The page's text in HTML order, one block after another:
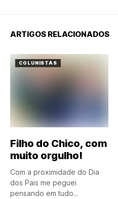
ARTIGOS RELACIONADOS
COLUNISTAS
Filho do Chico, com
muito orgulho!
Com a proximidade do Dia
dos Pais me peguei
pensando em tudo...